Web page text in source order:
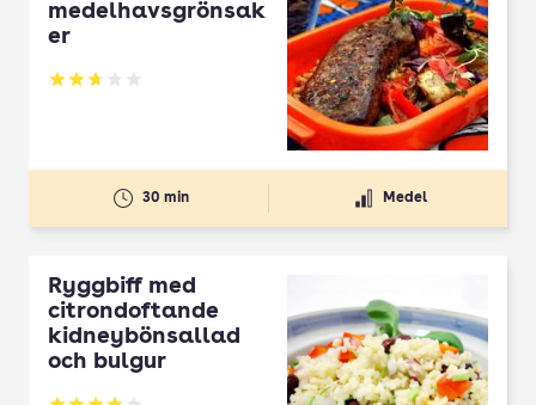
medelhavsgrönsak
er
Betyg: 2.71 av 5
30 min Medel
Ryggbiff med
citrondoftande
kidneybönsallad
och bulgur